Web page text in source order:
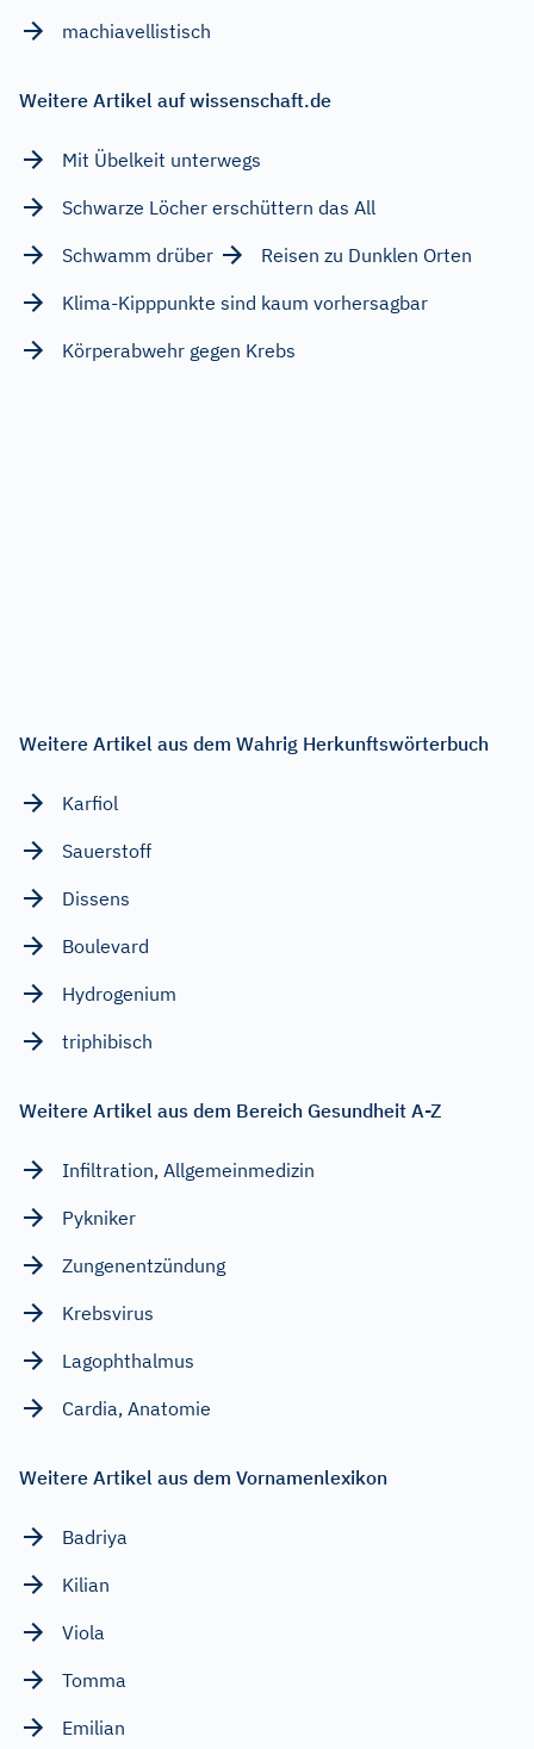
machiavellistisch
Weitere Artikel auf wissenschaft.de
Mit Übelkeit unterwegs
Schwarze Löcher erschüttern das All
Schwamm drüber
Reisen zu Dunklen Orten
Klima-Kipppunkte sind kaum vorhersagbar
Körperabwehr gegen Krebs
Weitere Artikel aus dem Wahrig Herkunftswörterbuch
Karfiol
Sauerstoff
Dissens
Boulevard
Hydrogenium
triphibisch
Weitere Artikel aus dem Bereich Gesundheit A-Z
Infiltration, Allgemeinmedizin
Pykniker
Zungenentzündung
Krebsvirus
Lagophthalmus
Cardia, Anatomie
Weitere Artikel aus dem Vornamenlexikon
Badriya
Kilian
Viola
Tomma
Emilian